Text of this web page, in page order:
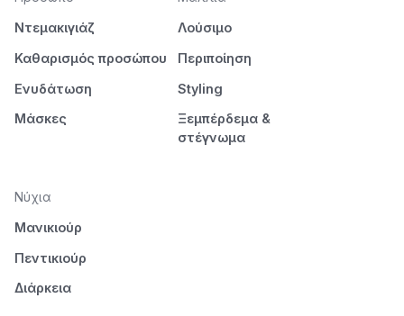
Ντεμακιγιάζ
Καθαρισμός προσώπου
Ενυδάτωση
Μάσκες
Λούσιμο
Περιποίηση
Styling
Ξεμπέρδεμα &
στέγνωμα
Νύχια
Μανικιούρ
Πεντικιούρ
Διάρκεια